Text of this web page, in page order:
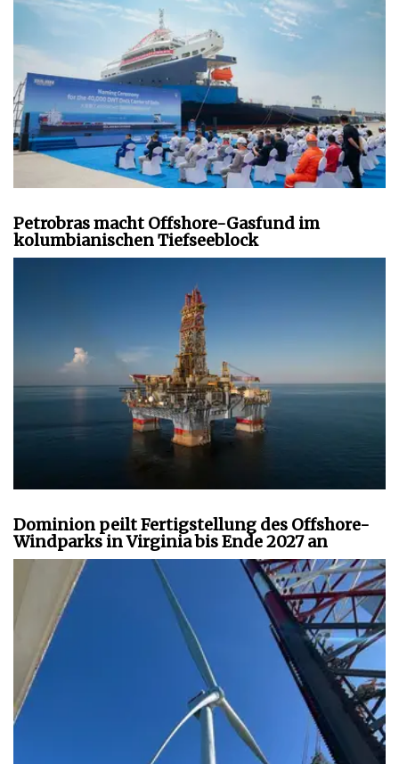
Petrobras macht Offshore-Gasfund im
kolumbianischen Tiefseeblock
Dominion peilt Fertigstellung des Offshore-
Windparks in Virginia bis Ende 2027 an